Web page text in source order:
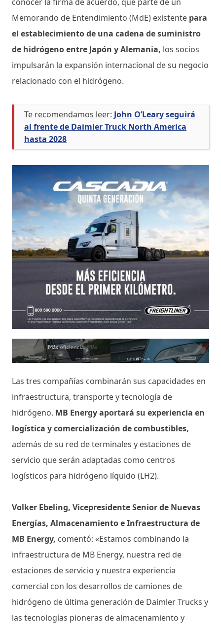
Memorando de Entendimiento (MdE) existente para
el establecimiento de una cadena de suministro
de hidrógeno entre Japón y Alemania, los socios
impulsarán la expansión internacional de su negocio
relacionado con el hidrógeno.
Te recomendamos leer: John O’Leary seguirá
al frente de Daimler Truck North America
hasta 2028
Las tres compañías combinarán sus capacidades en
infraestructura, transporte y tecnología de
hidrógeno. MB Energy aportará su experiencia en
logística y comercialización de combustibles,
además de su red de terminales y estaciones de
servicio que serán adaptadas como centros
logísticos para hidrógeno líquido (LH2).
Volker Ebeling, Vicepresidente Senior de Nuevas
Energías, Almacenamiento e Infraestructura de
MB Energy, comentó: «Estamos combinando la
infraestructura de MB Energy, nuestra red de
estaciones de servicio y nuestra experiencia
comercial con los desarrollos de camiones de
hidrógeno de última generación de Daimler Trucks y
las tecnologías pioneras de almacenamiento y